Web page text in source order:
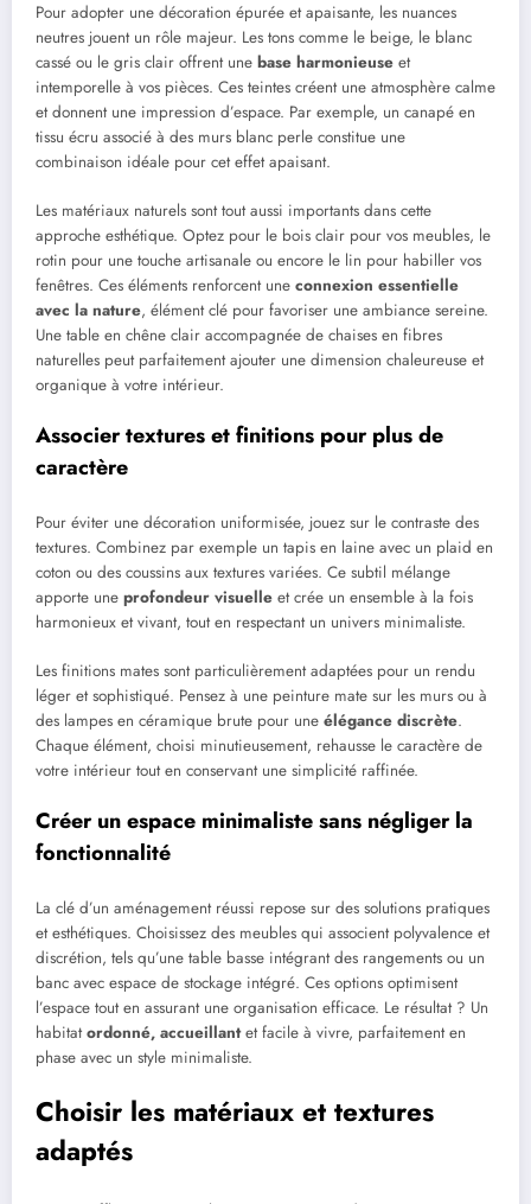
Pour adopter une décoration épurée et apaisante, les nuances
neutres jouent un rôle majeur. Les tons comme le beige, le blanc
cassé ou le gris clair offrent une base harmonieuse et
intemporelle à vos pièces. Ces teintes créent une atmosphère calme
et donnent une impression d’espace. Par exemple, un canapé en
tissu écru associé à des murs blanc perle constitue une
combinaison idéale pour cet effet apaisant.
Les matériaux naturels sont tout aussi importants dans cette
approche esthétique. Optez pour le bois clair pour vos meubles, le
rotin pour une touche artisanale ou encore le lin pour habiller vos
fenêtres. Ces éléments renforcent une connexion essentielle
avec la nature, élément clé pour favoriser une ambiance sereine.
Une table en chêne clair accompagnée de chaises en fibres
naturelles peut parfaitement ajouter une dimension chaleureuse et
organique à votre intérieur.
Associer textures et finitions pour plus de
caractère
Pour éviter une décoration uniformisée, jouez sur le contraste des
textures. Combinez par exemple un tapis en laine avec un plaid en
coton ou des coussins aux textures variées. Ce subtil mélange
apporte une profondeur visuelle et crée un ensemble à la fois
harmonieux et vivant, tout en respectant un univers minimaliste.
Les finitions mates sont particulièrement adaptées pour un rendu
léger et sophistiqué. Pensez à une peinture mate sur les murs ou à
des lampes en céramique brute pour une élégance discrète.
Chaque élément, choisi minutieusement, rehausse le caractère de
votre intérieur tout en conservant une simplicité raffinée.
Créer un espace minimaliste sans négliger la
fonctionnalité
La clé d’un aménagement réussi repose sur des solutions pratiques
et esthétiques. Choisissez des meubles qui associent polyvalence et
discrétion, tels qu’une table basse intégrant des rangements ou un
banc avec espace de stockage intégré. Ces options optimisent
l’espace tout en assurant une organisation efficace. Le résultat ? Un
habitatordonné, accueillantet facile à vivre, parfaitement en
phase avec un style minimaliste.
Choisir les matériaux et textures
adaptés